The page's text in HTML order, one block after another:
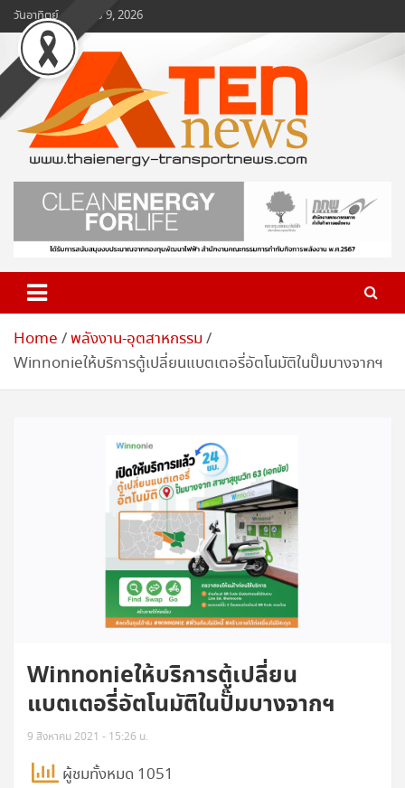
Skip
to
content
วันอาทิตย์, สิงหาคม 9, 2026
www.ten-news.com
ข่าวพลังงานและคมนาคม
Home พลังงาน-อุตสาหกรรม
Winnonieให้บริการตู้เปลี่ยนแบตเตอรี่อัตโนมัติในปั๊มบางจากฯ
Winnonieให้บริการตู้เปลี่ยน
แบตเตอรี่อัตโนมัติในปั๊มบางจากฯ
9 สิงหาคม 2021 - 15:26 น.
ผู้ชมทั้งหมด 1051